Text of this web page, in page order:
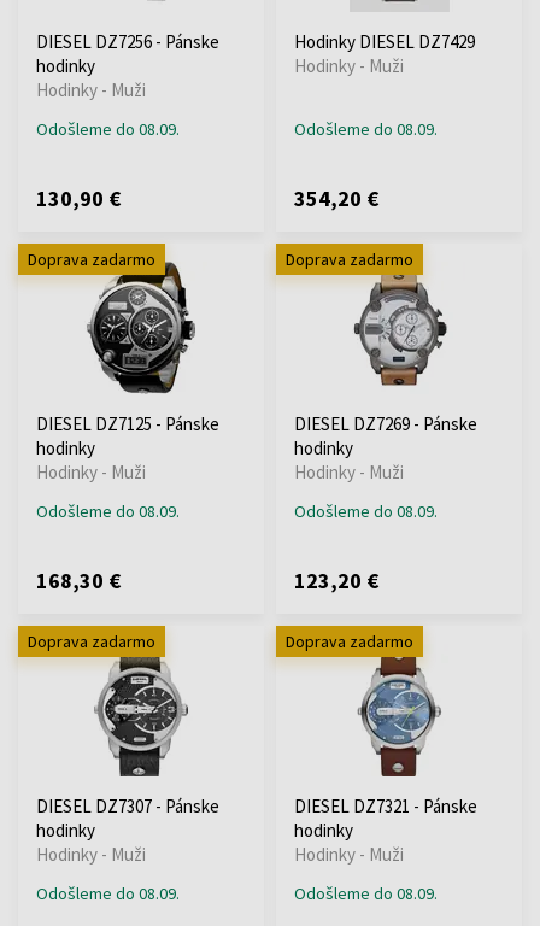
DIESEL DZ7256 - Pánske
hodinky
Hodinky - Muži
Odošleme do 08.09.
130,90 €
Hodinky DIESEL DZ7429
Hodinky - Muži
Odošleme do 08.09.
354,20 €
Doprava zadarmo
DIESEL DZ7125 - Pánske
hodinky
Hodinky - Muži
Odošleme do 08.09.
168,30 €
Doprava zadarmo
DIESEL DZ7269 - Pánske
hodinky
Hodinky - Muži
Odošleme do 08.09.
123,20 €
Doprava zadarmo
DIESEL DZ7307 - Pánske
hodinky
Hodinky - Muži
Odošleme do 08.09.
Doprava zadarmo
DIESEL DZ7321 - Pánske
hodinky
Hodinky - Muži
Odošleme do 08.09.